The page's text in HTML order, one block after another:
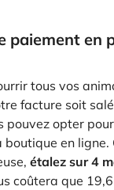
paiement en
tous vos
facture soit
pouvez opter
boutique en ligne.
étalez sur 4
coûtera que